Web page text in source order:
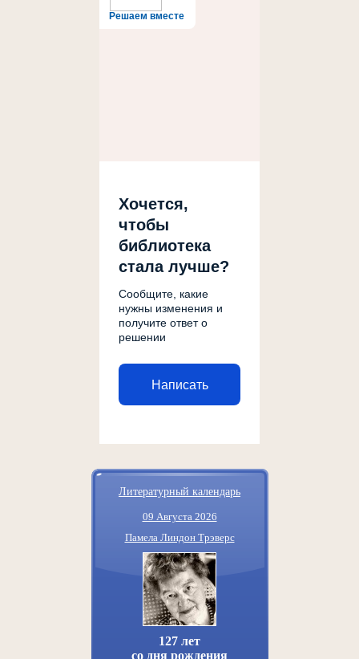
Решаем вместе
Хочется,
чтобы
библиотека
стала лучше?
Сообщите, какие
нужны изменения и
получите ответ о
решении
Написать
Литературный календарь
09 Августа 2026
Памела Линдон Трэверс
127 лет
со дня рождения